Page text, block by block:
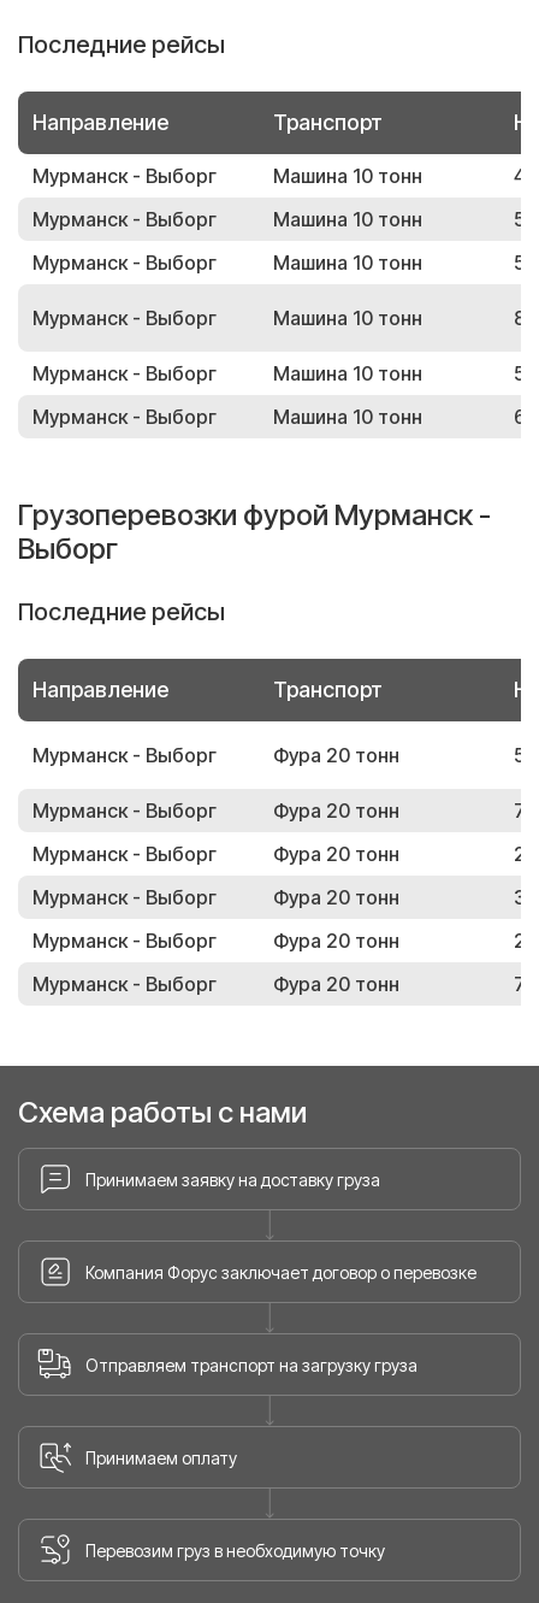
Последние рейсы
Направление Транспорт
Мурманск - Выборг Машина 10 тонн
Мурманск - Выборг
Машина 10 тонн
Мурманск - Выборг
Машина 10 тонн
Мурманск - Выборг Машина 10 тонн
Мурманск - Выборг Машина 10 тонн
Мурманск - Выборг
Машина 10 тонн
Грузоперевозки фурой Мурманск -
Выборг
Последние рейсы
Направление Транспорт
Мурманск - Выборг Фура 20 тонн
Мурманск - Выборг Фура 20 тонн
Мурманск - Выборг
Фура 20 тонн
Мурманск - Выборг
Фура 20 тонн
Мурманск - Выборг
Фура 20 тонн
Мурманск - Выборг
Фура 20 тонн
Схема работы с нами
Принимаем заявку на доставку груза
Компания Форус заключает договор о перевозке
Отправляем транспорт на загрузку груза
Принимаем оплату
Перевозим груз в необходимую точку